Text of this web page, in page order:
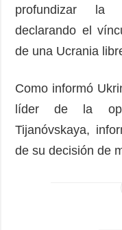
profundizar la
declarando el
de una Ucrania
Como informó
líder de la
Tijanóvskaya,
de su decisión de